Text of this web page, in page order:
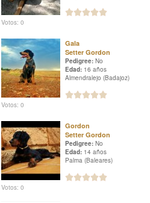
Votos: 0
Gala
Setter Gordon
Pedigree: No
Edad: 16 años
Almendralejo (Badajoz)
Votos: 0
Gordon
Setter Gordon
Pedigree: No
Edad: 14 años
Palma (Baleares)
Votos: 0